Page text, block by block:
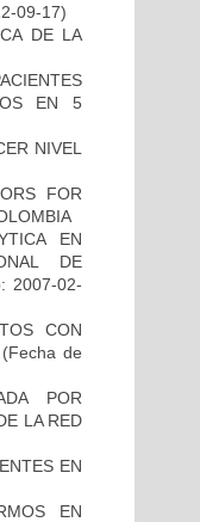
09-17)
DE LA
EN 5
NIVEL
FOR
EN
DE
2007-02-
CON
(Fecha de
POR
LA RED
EN
EN